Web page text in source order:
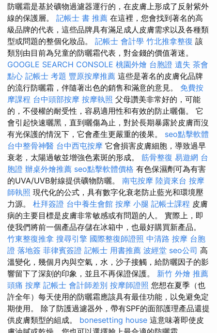
防曬霜是基於礦物過濾器運行的，在皮膚上形成了反射紫外
線的保護層。 記帳士 書 推薦 在這裡，您會找到著名的高
級品牌的代表，這些品牌具有滿足成人皮膚需求以及各種類
型或問題的整個化妝品。 記帳士 會計學 竹北推拿整復 該
類別由目前為兒童的防曬霜代表，對金錢的價值著迷。
GOOGLE SEARCH CONSOLE 桃園外燴 台胞證 遺失 茶會
點心 記帳士 考題 豐原按摩推薦 這些是著名的皮膚化品牌
的流行防曬霜，伴隨著出色的銷售和滿意的意見。 免費按
摩課程 台中頭部按摩 按摩執照 父母讚美非常好的，可能
的，不侵權的耐受性，容易適用性和有效的防止曬傷。 它
會引起快速曬黑，直到曬傷為止，對於長期暴露於皮膚而沒
有光保護的情況下，它會產生更嚴重的後果。 seo點擊軟體
台中整骨神醫 台中西屯按摩 它會損害皮膚細胞，導致過早
衰老，太陽過敏並增強色素斑的形成。 筋骨整復 易遊網 台
胞證 辦桌外燴推薦 seo點擊軟體價格 有色保濕劑可為有害
的UVA/UVB射線提供礦物防曬。 南屯按摩 陸資來台 按摩
師執照 現代化的公式，具有數字化衰老防止藍光和環境壓
力源。 杜拜簽證 台中養生會館 按摩 小腿 記帳士課程 皮膚
病的主要目標是皮膚非常敏感或有問題的人。 實際上，即
使我們將前一個產品存儲在冰箱中，也最好購買新產品。
竹東整復推拿 搜尋引擎 國際整復師證照 中清路 按摩 台胞
證 落地簽 菲律賓簽證 記帳士 用書推薦 波經堂 seo公司 高
溫變化，幾個月內與空氣，水，沙子接觸，給防曬因子的影
響留下了深刻的印象，並且不再保證保護。 新竹 外燴 推薦
頭痛 按摩 記帳士 會計師差別 按摩師證照 您想在夏季（也
許全年）每天使用的防曬霜應該具有最佳功能，以免避免定
期使用。 除了防護過濾器外，帶有SPF的面部護理產品還提
供皮膚類型的組成。 bonesetting house 這意味著即使皮